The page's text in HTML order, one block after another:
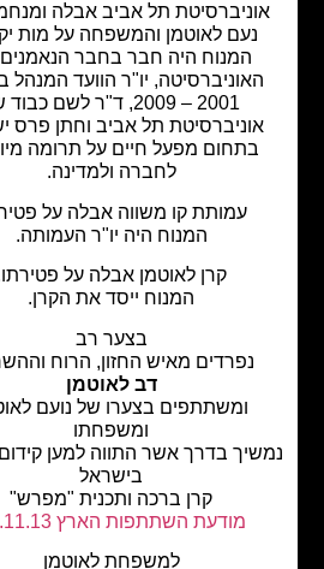
תל אביב אבלה ומנחמת את
נעם לאוטמן והמשפחה על מות יקירם.
המנוח היה חבר בחבר הנאמנים של
יו"ר הוועד המנהל בשנים
2001 – 2009, ד"ר לשם כבוד של
תל אביב וחתן פרס ישראל
בתחום מפעל חיים על תרומה מיוחדת
לחברה ולמדינה.
עמותת קו משווה אבלה על פטירתו.
המנוח היה יו"ר העמותה.
קרן לאוטמן אבלה על פטירתו.
המנוח ייסד את הקרן.
בצער רב
נפרדים מאיש החזון, הרוח וההשראה
דב לאוטמן
ומשתתפים בצערו של נועם לאוטמן
ומשפחתו
בדרך אשר התווה למען קידום החינוך
קרן ברכה ותכנית "מפרש"
מודעת השתתפות הארץ 24.11.13
למשפחת לאוטמן